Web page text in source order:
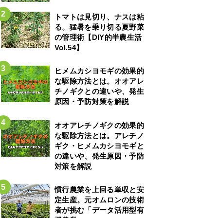
トマトは見切り、ナスは粘
る。猛暑を乗り切る夏野菜
の管理術【DIY的半農生活
Vol.54】
ヒメムカシヨモギの効果的
な駆除方法とは。オオアレ
チノギクとの違いや、発生
原因・予防対策を解説
オオアレチノギクの効果的
な駆除方法とは。アレチノ
ギク・ヒメムカシヨモギと
の違いや、発生原因・予防
対策を解説
慣行農業を上回る単収と安
定生産。元オムロンの技術
者が挑む「データ活用型有